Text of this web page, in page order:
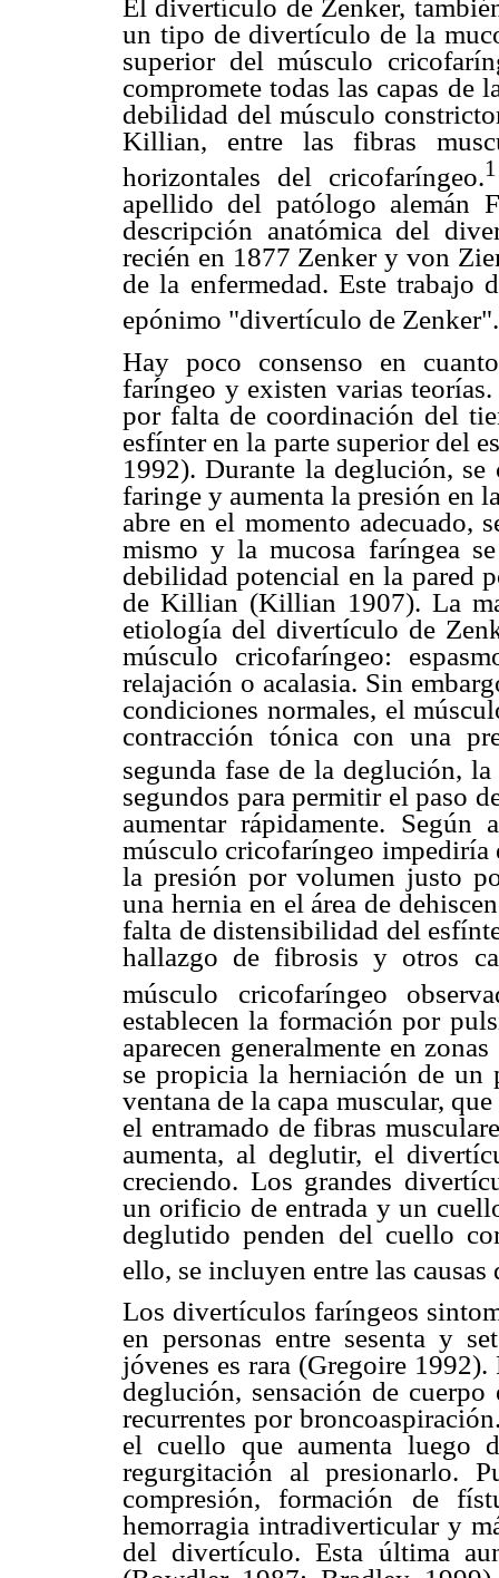
El divertículo de Zenker,
un tipo de divertículo de la
superior del músculo
compromete todas las capas de
debilidad del músculo
Killian, entre las fibras
horizontales del cricofaríngeo.1
apellido del patólogo alemán
descripción anatómica del
recién en 1877 Zenker y von
de la enfermedad. Este
epónimo "divertículo de Zenker".
Hay poco consenso en
faríngeo y existen varias
por falta de coordinación del
esfínter en la parte superior del
1992). Durante la deglución,
faringe y aumenta la presión en
abre en el momento adecuado,
mismo y la mucosa faríngea
debilidad potencial en la pared
de Killian (Killian 1907). La
etiología del divertículo de
músculo cricofaríngeo:
relajación o acalasia. Sin
condiciones normales, el
contracción tónica con una
segunda fase de la deglución,
segundos para permitir el paso
aumentar rápidamente.
músculo cricofaríngeo impediría
la presión por volumen justo
una hernia en el área de
falta de distensibilidad del
hallazgo de fibrosis y otros
músculo cricofaríngeo
establecen la formación por
aparecen generalmente en
se propicia la herniación de un
ventana de la capa muscular,
el entramado de fibras
aumenta, al deglutir, el
creciendo. Los grandes
un orificio de entrada y un
deglutido penden del cuello
ello, se incluyen entre las
Los divertículos faríngeos
en personas entre sesenta y
jóvenes es rara (Gregoire
deglución, sensación de
recurrentes por
el cuello que aumenta luego
regurgitación al presionarlo.
compresión, formación de
hemorragia intradiverticular y
del divertículo. Esta última